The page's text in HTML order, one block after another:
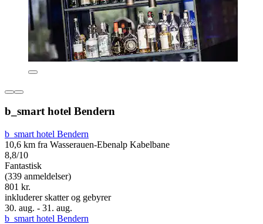
b_smart hotel Bendern
b_smart hotel Bendern
10,6 km fra Wasserauen-Ebenalp Kabelbane
8,8/10
Fantastisk
(339 anmeldelser)
801 kr.
inkluderer skatter og gebyrer
30. aug. - 31. aug.
b_smart hotel Bendern